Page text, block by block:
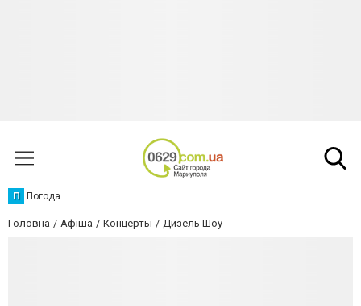
П Погода
Головна Афіша Концерты Дизель Шоу